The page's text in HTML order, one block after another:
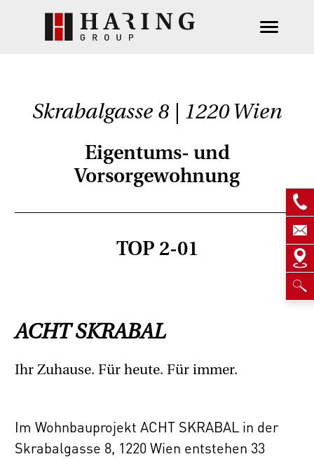
Skrabalgasse 8 | 1220 Wien
Eigentums- und
Vorsorgewohnung
TOP 2-01
ACHT SKRABAL
Ihr Zuhause. Für heute. Für immer.
Im Wohnbauprojekt ACHT SKRABAL in der
Skrabalgasse 8, 1220 Wien entstehen 33